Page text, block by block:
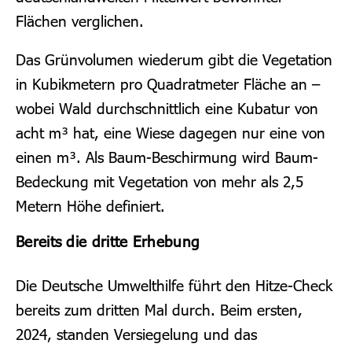
Flächen verglichen.
Das Grünvolumen wiederum gibt die Vegetation
in Kubikmetern pro Quadratmeter Fläche an –
wobei Wald durchschnittlich eine Kubatur von
acht m³ hat, eine Wiese dagegen nur eine von
einen m³. Als Baum-Beschirmung wird Baum-
Bedeckung mit Vegetation von mehr als 2,5
Metern Höhe definiert.
Bereits die dritte Erhebung
Die Deutsche Umwelthilfe führt den Hitze-Check
bereits zum dritten Mal durch. Beim ersten,
2024, standen Versiegelung und das